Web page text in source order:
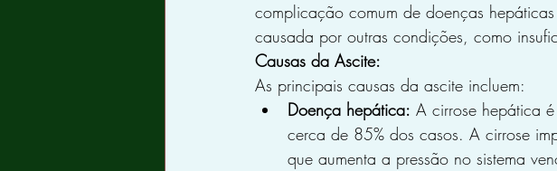
complicação comum de doenças
causada por outras condições, como
Causas da Ascite:
As principais causas da ascite incluem:
Doença hepática: A cirrose hepática
cerca de 85% dos casos. A cirrose
que aumenta a pressão no sistema